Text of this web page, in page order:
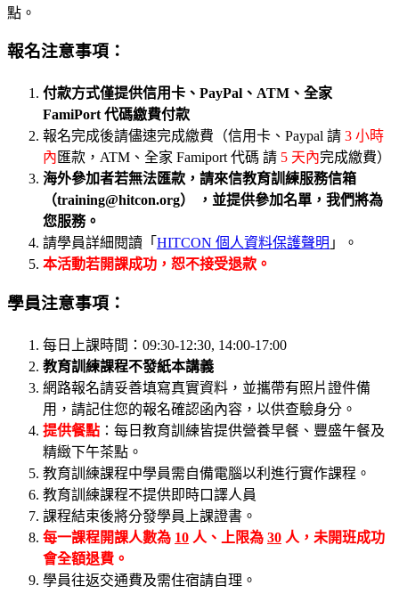
點。
報名注意事項：
付款方式僅提供信用卡、PayPal、ATM、全家
FamiPort 代碼繳費付款
報名完成後請儘速完成繳費（信用卡、Paypal 請 3 小時
內 匯款，ATM、全家 Famiport 代碼 請 5 天內完成繳費）
海外參加者若無法匯款，請來信教育訓練服務信箱
（training@hitcon.org） ，並提供參加名單，我們將為
您服務。
請學員詳細閱讀「 HITCON 個人資料保護聲明 」。
本活動若開課成功，恕不接受退款。
學員注意事項：
每日上課時間：09:30-12:30, 14:00-17:00
教育訓練課程不發紙本講義
網路報名請妥善填寫真實資料，並攜帶有照片證件備
用，請記住您的報名確認函內容，以供查驗身分。
提供餐點 ：每日教育訓練皆提供營養早餐、豐盛午餐及
精緻下午茶點。
教育訓練課程中學員需自備電腦以利進行實作課程。
教育訓練課程不提供即時口譯人員
課程結束後將分發學員上課證書。
每一課程開課人數為 10 人、上限為 30 人，未開班成功
會全額退費。
學員往返交通費及需住宿請自理。